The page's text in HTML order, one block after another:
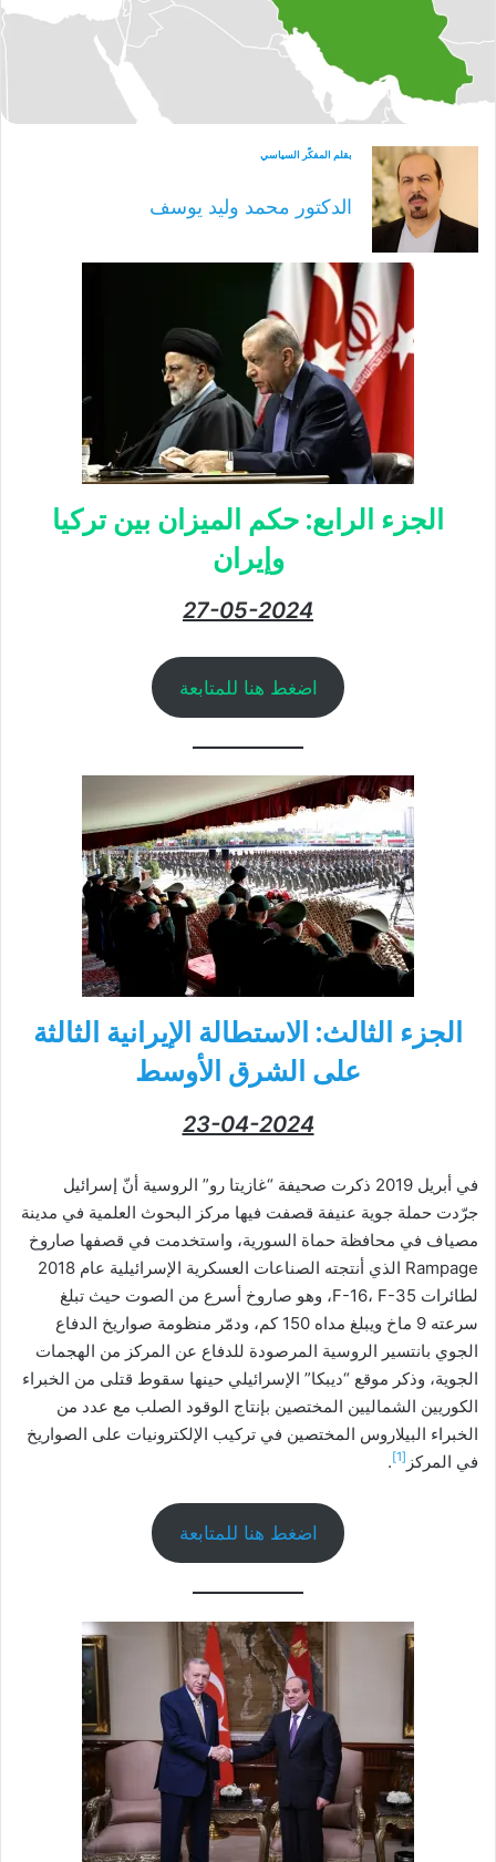
بقلم المفكّر السياسي
الدكتور محمد وليد يوسف
الجزء الرابع: حكم الميزان بين تركيا
وإيران
27-05-2024
اضغط هنا للمتابعة
الجزء الثالث: الاستطالة الإيرانية الثالثة
على الشرق الأوسط
23-04-2024
في أبريل 2019 ذكرت صحيفة “غازيتا رو” الروسية أنّ إسرائيل
جرّدت حملة جوية عنيفة قصفت فيها مركز البحوث العلمية في مدينة
مصياف في محافظة حماة السورية، واستخدمت في قصفها صاروخ
Rampage الذي أنتجته الصناعات العسكرية الإسرائيلية عام 2018
لطائرات F-16، F-35، وهو صاروخ أسرع من الصوت حيث تبلغ
سرعته 9 ماخ ويبلغ مداه 150 كم، ودمّر منظومة صواريخ الدفاع
الجوي بانتسير الروسية المرصودة للدفاع عن المركز من الهجمات
الجوية، وذكر موقع “ديبكا” الإسرائيلي حينها سقوط قتلى من الخبراء
الكوريين الشماليين المختصين بإنتاج الوقود الصلب مع عدد من
الخبراء البيلاروس المختصين في تركيب الإلكترونيات على الصواريخ
في المركز [1]
.
اضغط هنا للمتابعة